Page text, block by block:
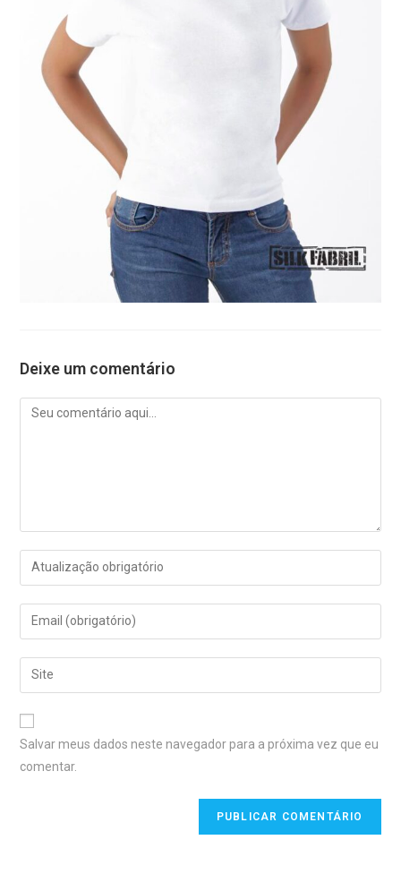
Deixe um comentário
Salvar meus dados neste navegador para a próxima vez que eu
comentar.